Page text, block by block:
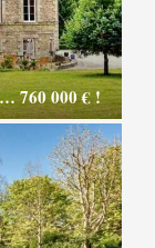
760 000 € !